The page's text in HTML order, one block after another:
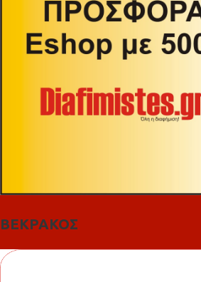
ΒΕΚΡΑΚΟΣ